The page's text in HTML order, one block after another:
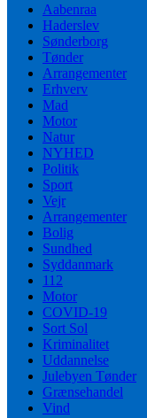
Aabenraa
Haderslev
Sønderborg
Tønder
Arrangementer
Erhverv
Mad
Motor
Natur
NYHED
Politik
Sport
Vejr
Arrangementer
Bolig
Sundhed
Syddanmark
112
Motor
COVID-19
Sort Sol
Kriminalitet
Uddannelse
Julebyen Tønder
Grænsehandel
Vind